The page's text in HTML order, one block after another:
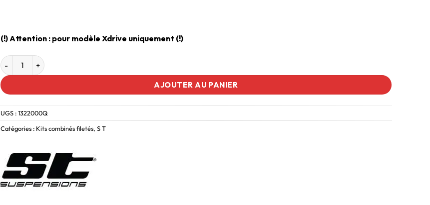
(!) Attention : pour modèle Xdrive uniquement (!)
AJOUTER AU PANIER
UGS :1322000Q
Catégories : Kits combinés filetés, S T